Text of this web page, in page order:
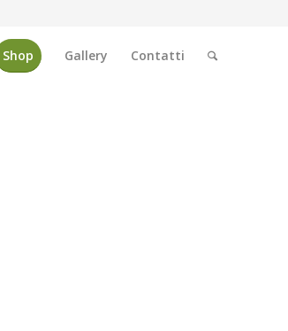
Shop Gallery Contatti